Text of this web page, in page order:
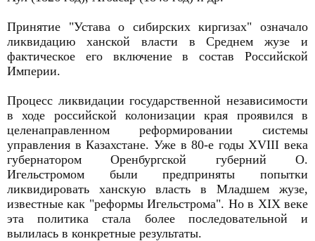
Принятие "Устава о сибирских киргизах" означало
ликвидацию ханской власти в Среднем жузе и
фактическое его включение в состав Российской
Империи.
Процесс ликвидации государственной независимости
в ходе российской колонизации края проявился в
целенаправленном реформировании системы
управления в Казахстане. Уже в 80-е годы XVIII века
губернатором Оренбургской губерний О.
Игельстромом были предприняты попытки
ликвидировать ханскую власть в Младшем жузе,
известные как "реформы Игельстрома". Но в XIX веке
эта политика стала более последовательной и
вылилась в конкретные результаты.